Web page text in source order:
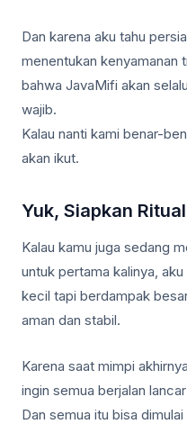
Dan karena aku tahu
menentukan kenyamanan
bahwa JavaMifi akan
wajib.
Kalau nanti kami benar-
akan ikut.
Yuk, Siapkan
Kalau kamu juga sedang
untuk pertama kalinya,
kecil tapi berdampak
aman dan stabil.
Karena saat mimpi
ingin semua berjalan
Dan semua itu bisa